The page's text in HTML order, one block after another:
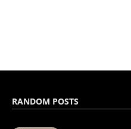
RANDOM POSTS